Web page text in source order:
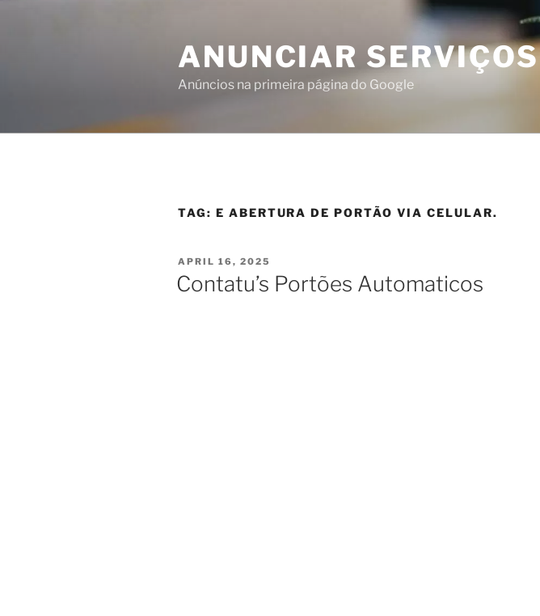
ANUNCIAR SERVIÇOS
Anúncios na primeira página do Google
TAG: E ABERTURA DE PORTÃO VIA CELULAR.
APRIL 16, 2025
Contatu’s Portões Automaticos